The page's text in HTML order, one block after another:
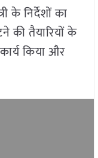
के निर्देशों का
की तैयारियों के
किया और